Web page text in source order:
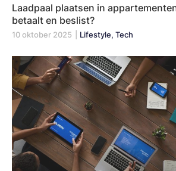
Laadpaal plaatsen in
betaalt en beslist?
10 oktober 2025 Lifestyle, Tech